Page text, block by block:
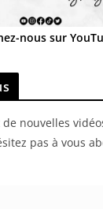
nous sur
nouvelles
pas à vous